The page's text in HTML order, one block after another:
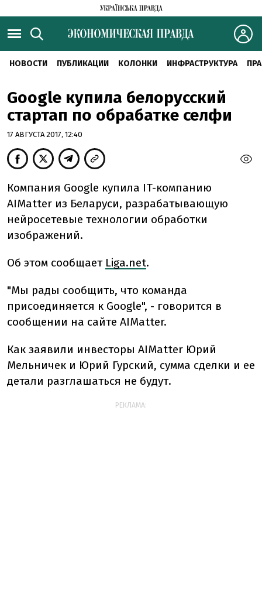
НОВОСТИ ПУБЛИКАЦИИ КОЛОНКИ ИНФРАСТРУКТУРА
Google купила белорусский
стартап по обрабатке селфи
17 АВГУСТА 2017, 12:40
Компания Google купила IT-компанию
AIMatter из Беларуси, разрабатывающую
нейросетевые технологии обработки
изображений.
Об этом сообщает Liga.net.
"Мы рады сообщить, что команда
присоединяется к Google", - говорится в
сообщении на сайте AIMatter.
Как заявили инвесторы AIMatter Юрий
Мельничек и Юрий Гурский, сумма сделки и ее
детали разглашаться не будут.
РЕКЛАМА: